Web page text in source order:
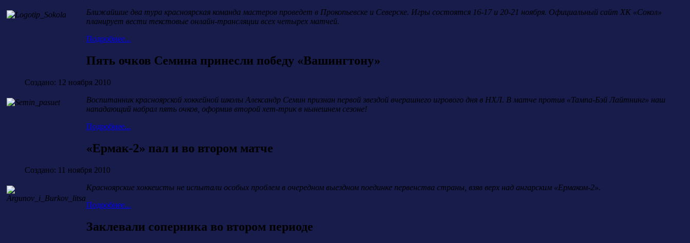
Ближайшие два тура красноярская команда мастеров проведет в Прокопьевске и Северске. Игры состоятся 16-17 и 20-21 ноября. Официальный сайт ХК «Сокол»
планирует вести текстовые онлайн-трансляции всех четырех матчей.
Подробнее...
Пять очков Семина принесли победу «Вашингтону»
Создано: 12 ноября 2010
Воспитанник красноярской хоккейной школы Александр Семин признан первой звездой вчерашнего игрового дня в НХЛ. В матче против «Тампа-Бэй Лайтнинг» наш
нападающий набрал пять очков, оформив второй хет-трик в нынешнем сезоне!
Подробнее...
«Ермак-2» пал и во втором матче
Создано: 11 ноября 2010
Красноярские хоккеисты не испытали особых проблем в очередном выездном поединке первенства страны, взяв верх над ангарским «Ермаком-2».
Подробнее...
Заклевали соперника во втором периоде